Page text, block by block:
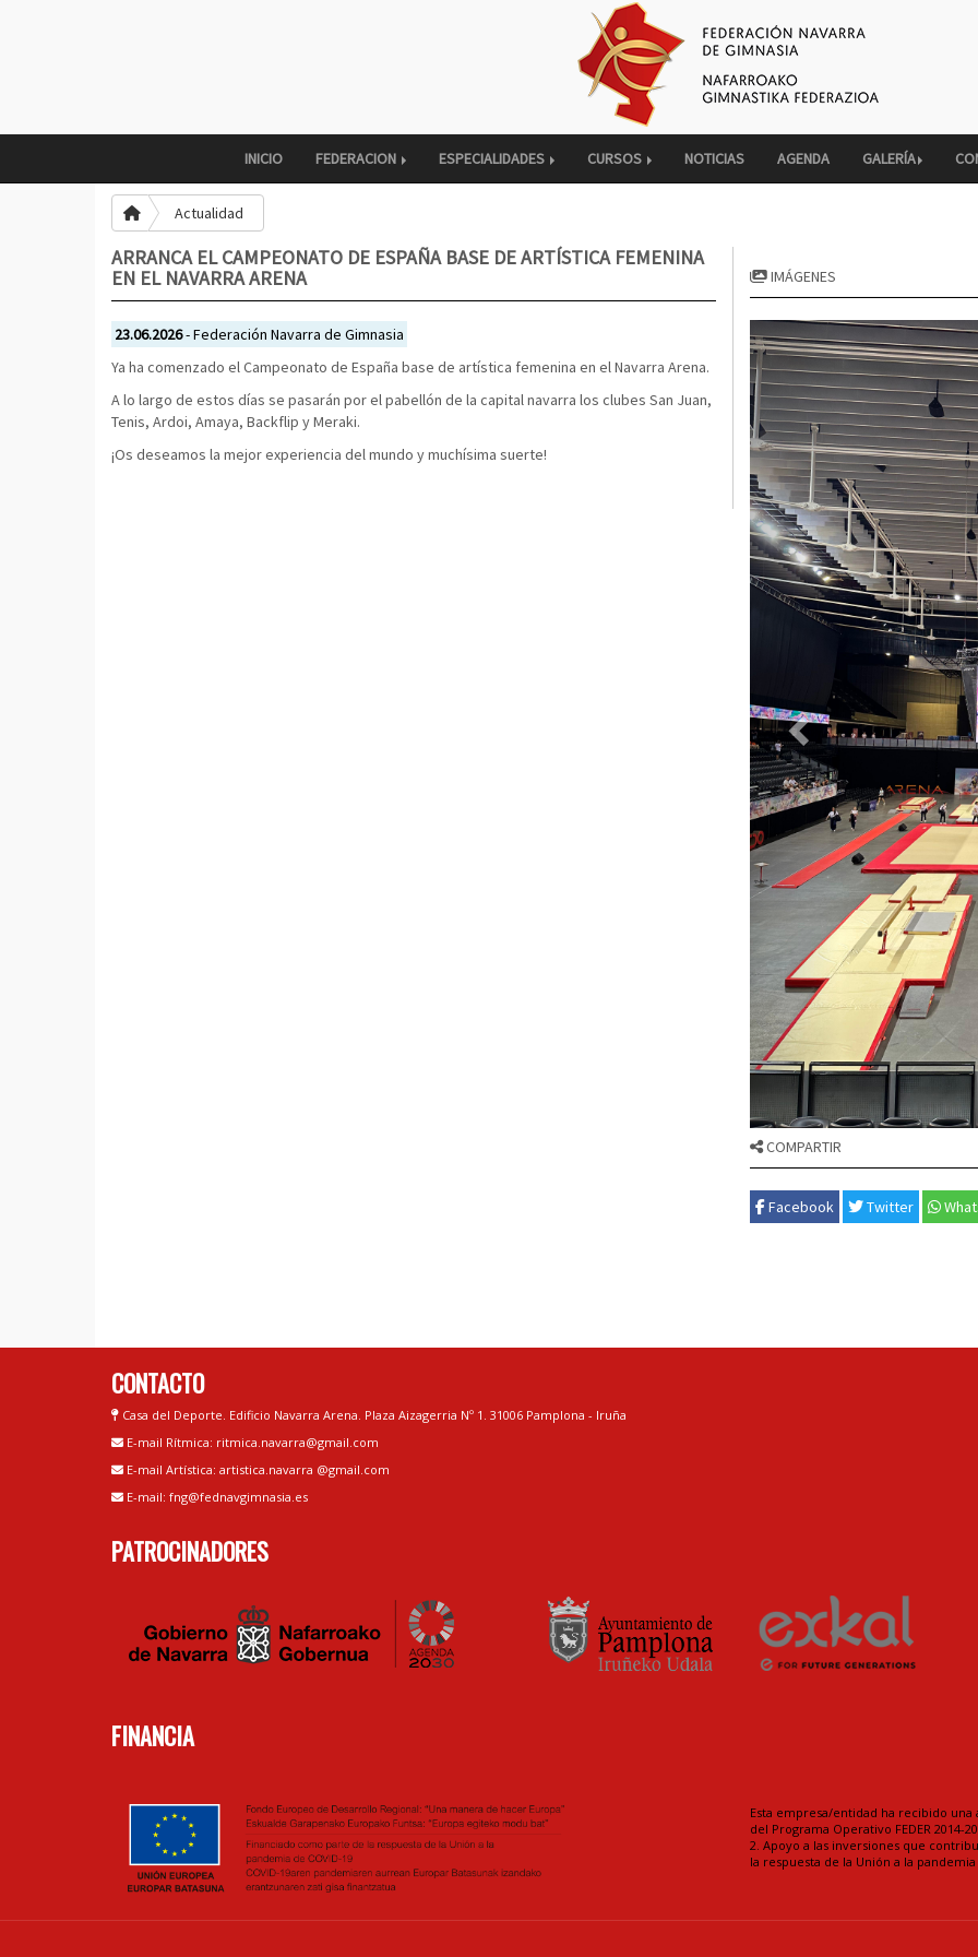
INICIO FEDERACION ESPECIALIDADES CURSOS NOTICIAS AGENDA GALERÍA
Actualidad
ARRANCA EL CAMPEONATO DE ESPAÑA BASE DE ARTÍSTICA FEMENINA
EN EL NAVARRA ARENA
23.06.2026- Federación Navarra de Gimnasia
Ya ha comenzado el Campeonato de España base de artística femenina en el Navarra Arena.
A lo largo de estos días se pasarán por el pabellón de la capital navarra los clubes San Juan,
Tenis, Ardoi, Amaya, Backflip y Meraki.
¡Os deseamos la mejor experiencia del mundo y muchísima suerte!
IMÁGENES
COMPARTIR
Facebook Twitter
CONTACTO
Casa del Deporte. Edificio Navarra Arena. Plaza Aizagerria Nº 1. 31006 Pamplona - Iruña
E-mail Rítmica: ritmica.navarra@gmail.com
E-mail Artística: artistica.navarra @gmail.com
E-mail: fng@fednavgimnasia.es
PATROCINADORES
FINANCIA
Esta empresa/entidad ha recibido una
del Programa Operativo FEDER 2014-
2. Apoyo a las inversiones que
la respuesta de la Unión a la pandemia